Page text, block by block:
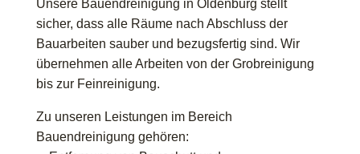
Unsere Bauendreinigung in Oldenburg stellt
sicher, dass alle Räume nach Abschluss der
Bauarbeiten sauber und bezugsfertig sind. Wir
übernehmen alle Arbeiten von der Grobreinigung
bis zur Feinreinigung.
Zu unseren Leistungen im Bereich
Bauendreinigung gehören: